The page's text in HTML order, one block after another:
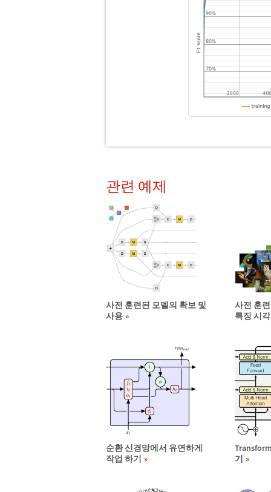
관련 예제
사전 훈련된 모델의 확보 및
사용
사전 훈
특징 시
순환 신경망에서 유연하게
작업 하기
기